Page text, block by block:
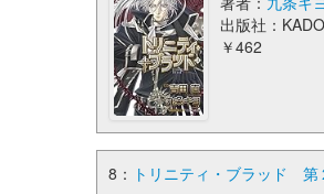
出版社：
￥462
8： トリニティ・ブラッド 第